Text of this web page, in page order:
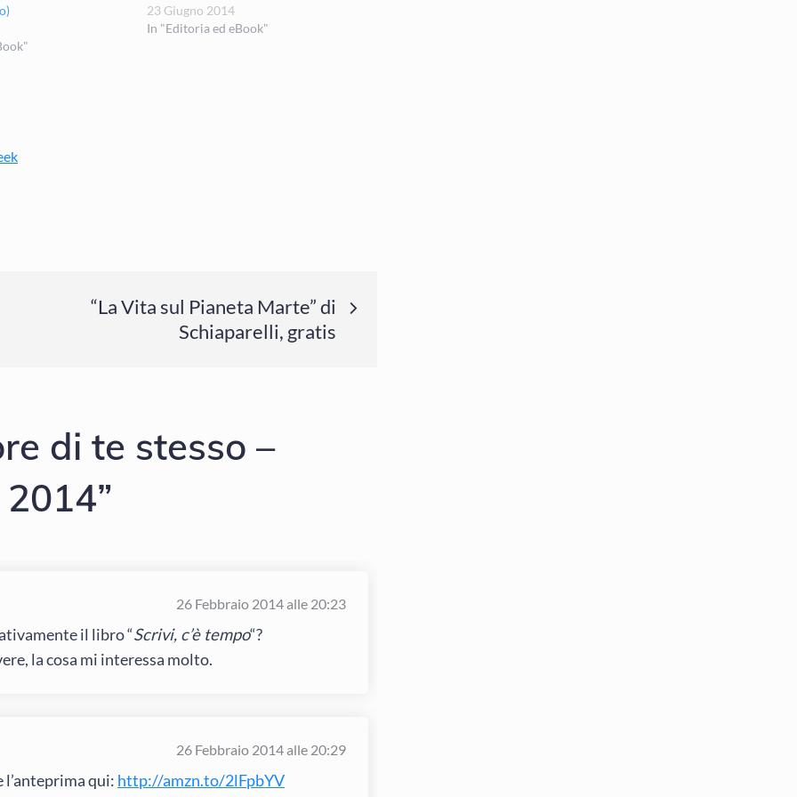
23 Giugno 2014
In "Editoria ed eBook"
“La Vita sul Pianeta Marte” di
Schiaparelli, gratis
di te stesso –
26 Febbraio 2014 alle 20:23
il libro “Scrivi, c’è tempo“?
la cosa mi interessa molto.
26 Febbraio 2014 alle 20:29
l’anteprima qui: http://amzn.to/2lFpbYV